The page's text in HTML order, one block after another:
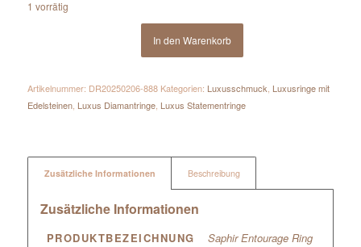
1 vorrätig
In den Warenkorb
Artikelnummer: DR20250206-888 Kategorien: Luxusschmuck Luxusringe mit
Edelsteinen, Luxus Diamantringe, Luxus Statementringe
Zusätzliche Informationen Beschreibung
Zusätzliche Informationen
PRODUKTBEZEICHNUNG
Saphir Entourage Ring